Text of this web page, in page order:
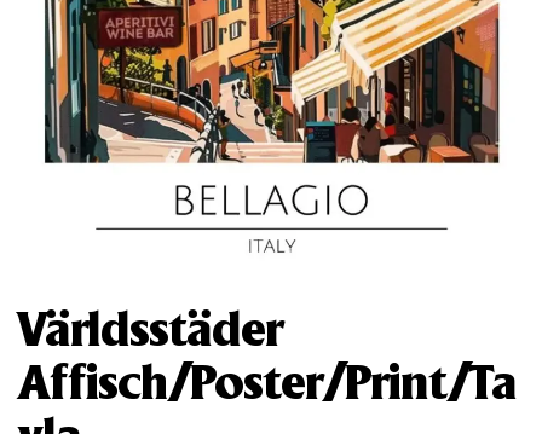
Världsstäder
Affisch/Poster/Print/Ta